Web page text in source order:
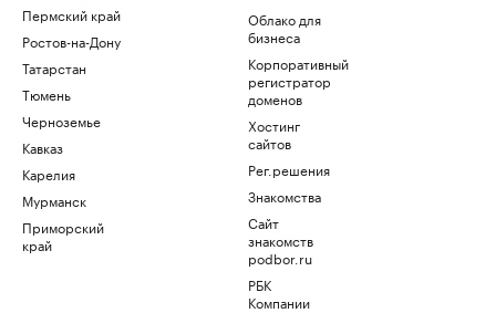
Пермский край
Ростов-на-Дону
Татарстан
Тюмень
Черноземье
Кавказ
Карелия
Мурманск
Приморский
край
Облако для
бизнеса
Корпоративный
регистратор
доменов
Хостинг
сайтов
Рег.решения
Знакомства
Сайт
знакомств
podbor.ru
РБК
Компании